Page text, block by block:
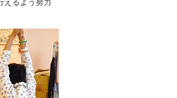
えるよう努力